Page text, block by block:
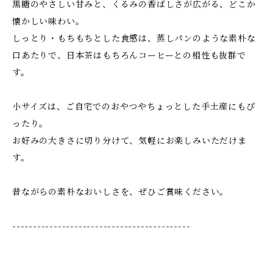
黒糖のやさしい甘みと、くるみの香ばしさが広がる、どこか
懐かしい味わい。
しっとり・もちもちとした食感は、蒸しパンのような素朴な
口あたりで、日本茶はもちろんコーヒーとの相性も抜群で
す。
小サイズは、ご自宅でのおやつやちょっとした手土産にもぴ
ったり。
お好みの大きさに切り分けて、気軽にお楽しみいただけま
す。
昔ながらの素朴なおいしさを、ぜひご賞味ください。
-------------------------------------------